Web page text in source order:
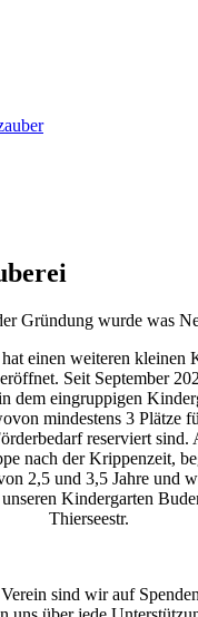
Gründung wurde was
einen weiteren kleinen
Seit September
dem eingruppigen
mindestens 3 Plätze
reserviert sind.
nach der Krippenzeit,
2,5 und 3,5 Jahre und
Kindergarten
Thierseestr.
sind wir auf